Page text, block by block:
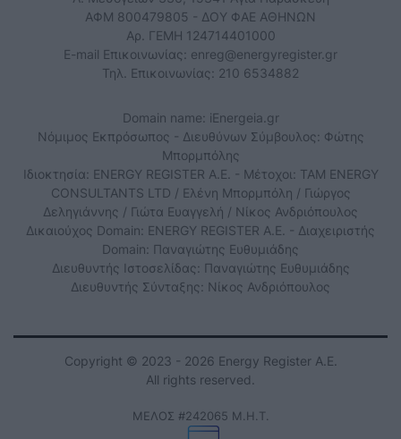
ΑΦΜ 800479805 - ΔΟΥ ΦΑΕ ΑΘΗΝΩΝ
Αρ. ΓΕΜΗ 124714401000
E-mail Επικοινωνίας: enreg@energyregister.gr
Τηλ. Επικοινωνίας: 210 6534882
Domain name: iEnergeia.gr
Νόμιμος Εκπρόσωπος - Διευθύνων Σύμβουλος: Φώτης
Μπορμπόλης
Ιδιοκτησία: ENERGY REGISTER Α.Ε. - Μέτοχοι: TAM ENERGY
CONSULTANTS LTD / Ελένη Μπορμπόλη / Γιώργος
Δεληγιάννης / Γιώτα Ευαγγελή / Νίκος Ανδριόπουλος
Δικαιούχος Domain: ENERGY REGISTER Α.Ε. - Διαχειριστής
Domain: Παναγιώτης Ευθυμιάδης
Διευθυντής Ιστοσελίδας: Παναγιώτης Ευθυμιάδης
Διευθυντής Σύνταξης: Νίκος Ανδριόπουλος
Copyright © 2023 - 2026 Energy Register Α.Ε.
All rights reserved.
ΜΕΛΟΣ #242065 Μ.Η.Τ.